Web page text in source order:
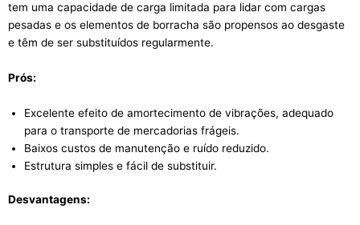
tem uma capacidade de carga limitada para lidar com cargas
pesadas e os elementos de borracha são propensos ao desgaste
e têm de ser substituídos regularmente.
Prós:
Excelente efeito de amortecimento de vibrações, adequado
para o transporte de mercadorias frágeis.
Baixos custos de manutenção e ruído reduzido.
Estrutura simples e fácil de substituir.
Desvantagens: